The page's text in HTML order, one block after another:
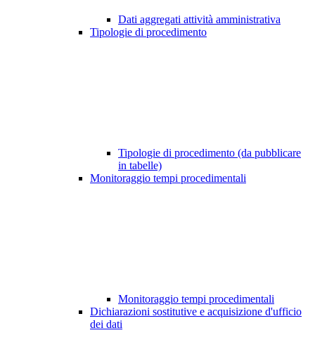
Dati aggregati attività amministrativa
Tipologie di procedimento
Tipologie di procedimento (da pubblicare
in tabelle)
Monitoraggio tempi procedimentali
Monitoraggio tempi procedimentali
Dichiarazioni sostitutive e acquisizione d'ufficio
dei dati